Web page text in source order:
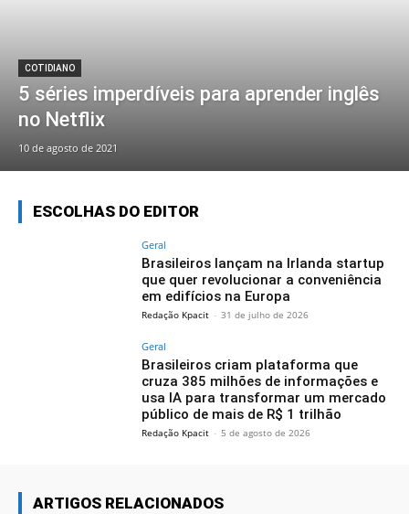
COTIDIANO
5 séries imperdíveis para aprender inglês
no Netflix
10 de agosto de 2021
ESCOLHAS DO EDITOR
Geral
Brasileiros lançam na Irlanda startup
que quer revolucionar a conveniência
em edifícios na Europa
Redação Kpacit - 31 de julho de 2026
Geral
Brasileiros criam plataforma que
cruza 385 milhões de informações e
usa IA para transformar um mercado
público de mais de R$ 1 trilhão
Redação Kpacit - 5 de agosto de 2026
ARTIGOS RELACIONADOS